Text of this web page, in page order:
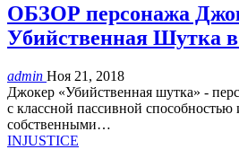
ОБЗОР персонажа
Убийственная Шутка
admin Ноя 21, 2018
Джокер «Убийственная шутка» -
с классной пассивной
собственными…
INJUSTICE